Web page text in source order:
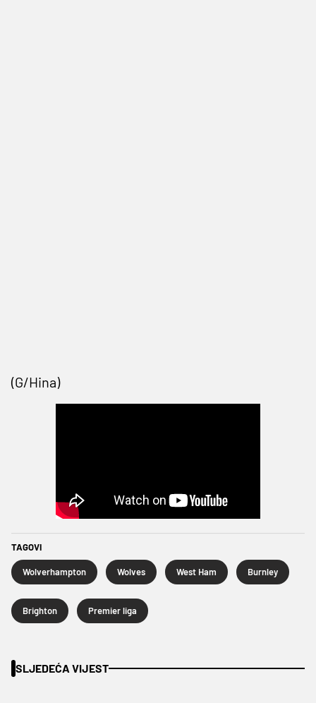
(G/Hina)
TAGOVI
Wolverhampton Wolves West Ham Burnley
Brighton Premier liga
SLJEDEĆA VIJEST